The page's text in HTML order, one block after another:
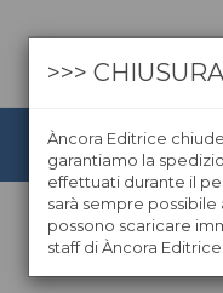
GRAFICA
>>>
Àncora Editrice
garantiamo la
effettuati durante il
sarà sempre
possono scaricare
staff di Àncora Editrice